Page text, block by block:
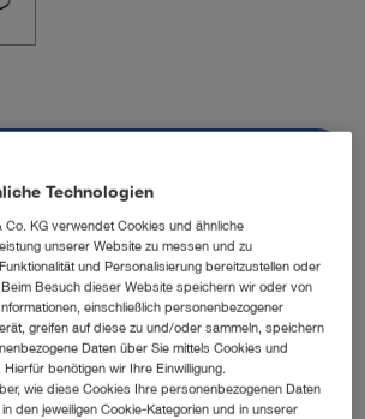
HD Video-
Technologien
Co. KG verwendet Cookies und ähnliche
unserer Website zu messen und zu
und Personalisierung bereitzustellen oder
Besuch dieser Website speichern wir oder von
einschließlich personenbezogener
greifen auf diese zu und/oder sammeln, speichern
Daten über Sie mittels Cookies und
benötigen wir Ihre Einwilligung.
wie diese Cookies Ihre personenbezogenen Daten
den jeweiligen Cookie-Kategorien und in unserer